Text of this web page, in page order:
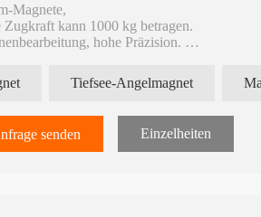
Magnete,
Zugkraft kann 1000 kg betragen.
hohe Präzision.
Tiefsee-Angelmagnet
senden Einzelheiten